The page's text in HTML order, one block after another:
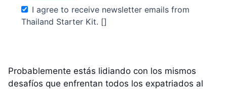
I agree to receive newsletter emails from
Thailand Starter Kit. []
Probablemente estás lidiando con los mismos
desafíos que enfrentan todos los expatriados al